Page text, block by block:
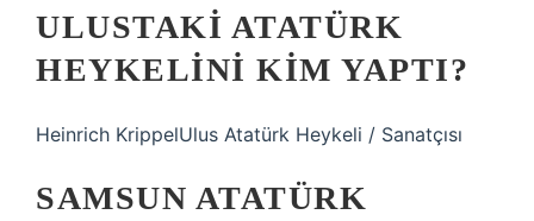
ULUSTAKI ATATÜRK
HEYKELINI KIM YAPTI?
Heinrich KrippelUlus Atatürk Heykeli / Sanatçısı
SAMSUN ATATÜRK